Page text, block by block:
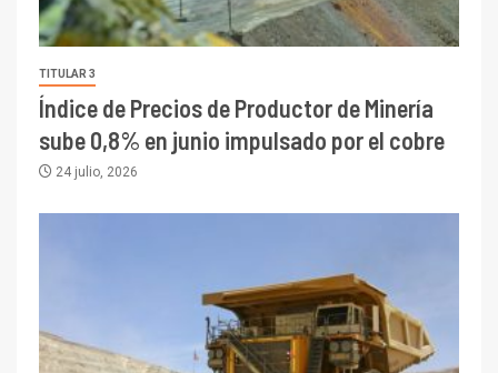
TITULAR 3
Índice de Precios de Productor de Minería
sube 0,8% en junio impulsado por el cobre
24 julio, 2026